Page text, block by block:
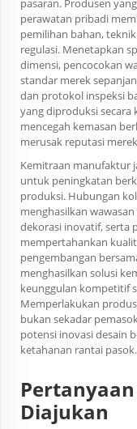
pasaran. Produsen
perawatan pribadi
pemilihan bahan,
regulasi. Menetapkan
dimensi, pencocokan
standar merek
dan protokol inspeksi
yang diproduksi secara
mencegah kemasan
merusak reputasi
Kemitraan manufaktur
untuk peningkatan
produksi. Hubungan
menghasilkan
dekorasi inovatif, serta
mempertahankan
pengembangan
menghasilkan solusi
keunggulan kompetitif
Memperlakukan
bukan sekadar
potensi inovasi desain
ketahanan rantai pasok.
Diajukan